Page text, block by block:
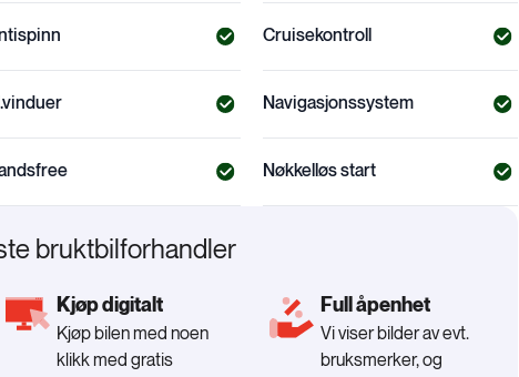
Cruisekontroll
Navigasjonssystem
Nøkkelløs start
bruktbilforhandler
Kjøp digitalt
Kjøp bilen med noen
klikk med gratis
Full åpenhet
Vi viser bilder av evt.
bruksmerker, og